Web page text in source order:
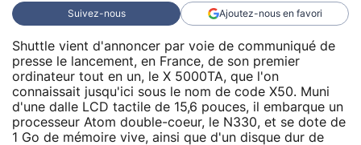
Suivez-nous Ajoutez-nous en favori
Shuttle vient d'annoncer par voie de communiqué de
presse le lancement, en France, de son premier
ordinateur tout en un, le X 5000TA, que l'on
connaissait jusqu'ici sous le nom de code X50. Muni
d'une dalle LCD tactile de 15,6 pouces, il embarque un
processeur Atom double-coeur, le N330, et se dote de
1 Go de mémoire vive, ainsi que d'un disque dur de